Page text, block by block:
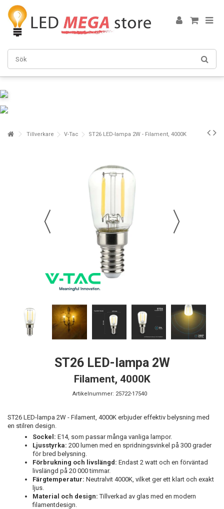
Tillverkare V-Tac ST26 LED-lampa 2W - Filament, 4000K
ST26 LED-lampa 2W
Filament, 4000K
Artikelnummer: 25722-17540
ST26 LED-lampa 2W - Filament, 4000K erbjuder effektiv belysning med
en stilren design.
Sockel: E14, som passar många vanliga lampor.
Ljusstyrka: 200 lumen med en spridningsvinkel på 300 grader
för bred belysning.
Förbrukning och livslängd: Endast 2 watt och en förväntad
livslängd på 20 000 timmar.
Färgtemperatur: Neutralvit 4000K, vilket ger ett klart och exakt
ljus.
Material och design: Tillverkad av glas med en modern
filamentdesign.